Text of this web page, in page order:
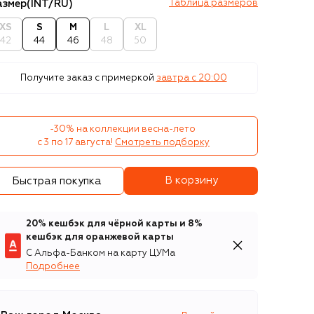
(INT/RU) Таблица размеров
XS
42
S
44
M
46
L
48
XL
50
Получите заказ с примеркой завтра c 20:00
-30% на коллекции весна-лето
с 3 по 17 августа! Смотреть подборку
Быстрая покупка В корзину
20% кешбэк для чёрной карты и 8%
кешбэк для оранжевой карты
С Альфа-Банком на карту ЦУМа
Подробнее